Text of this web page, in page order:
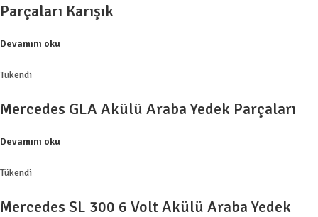
Parçaları Karışık
Devamını oku
Tükendi
Mercedes GLA Akülü Araba Yedek Parçaları
Devamını oku
Tükendi
Mercedes SL 300 6 Volt Akülü Araba Yedek